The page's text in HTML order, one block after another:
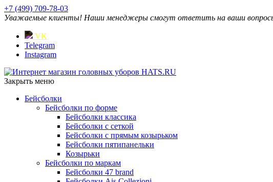
+7 (499) 709-78-03
Уважаемые клиенты! Наши менеджеры смогут ответить на ваши вопросы
VK
Telegram
Instagram
Закрыть меню
Бейсболки
Бейсболки по форме
Бейсболки классика
Бейсболки с сеткой
Бейсболки с прямым козырьком
Бейсболки пятипанельки
Козырьки
Бейсболки по маркам
Бейсболки 47 brand